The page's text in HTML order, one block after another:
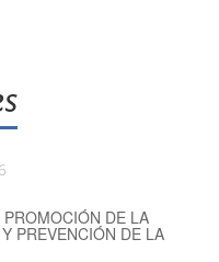
DE LA
PREVENCIÓN DE LA